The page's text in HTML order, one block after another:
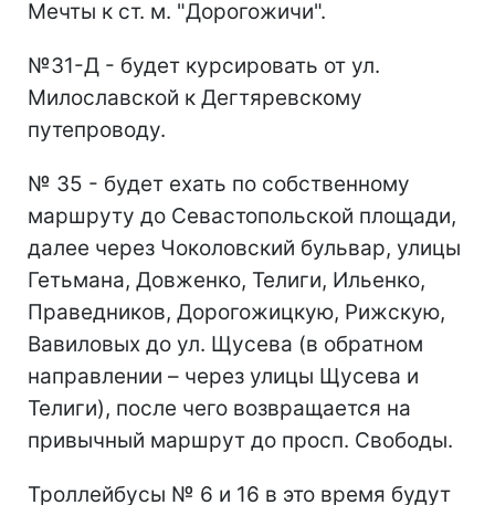
Мечты к ст. м. "Дорогожичи".
№31-Д - будет курсировать от ул.
Милославской к Дегтяревскому
путепроводу.
№ 35 - будет ехать по собственному
маршруту до Севастопольской площади,
далее через Чоколовский бульвар, улицы
Гетьмана, Довженко, Телиги, Ильенко,
Праведников, Дорогожицкую, Рижскую,
Вавиловых до ул. Щусева (в обратном
направлении – через улицы Щусева и
Телиги), после чего возвращается на
привычный маршрут до просп. Свободы.
Троллейбусы № 6 и 16 в это время будут